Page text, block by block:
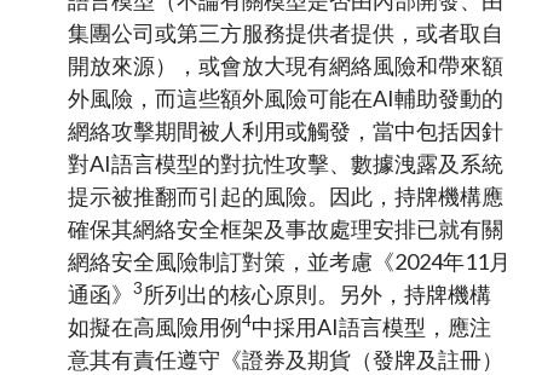
集團公司或第三方服務提供者提供，或者取自
開放來源），或會放大現有網絡風險和帶來額
外風險，而這些額外風險可能在AI輔助發動的
網絡攻擊期間被人利用或觸發，當中包括因針
對AI語言模型的對抗性攻擊、數據洩露及系統
提示被推翻而引起的風險。因此，持牌機構應
確保其網絡安全框架及事故處理安排已就有關
網絡安全風險制訂對策，並考慮《2024年11月
通函》3所列出的核心原則。另外，持牌機構
如擬在高風險用例4中採用AI語言模型，應注
意其有責任遵守《證券及期貨（發牌及註冊）